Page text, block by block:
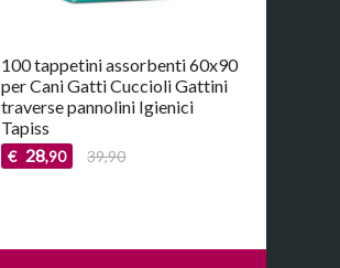
100 tappetini assorbenti 60x90
per Cani Gatti Cuccioli Gattini
traverse pannolini Igienici
Tapiss
€ 28,90 39,90